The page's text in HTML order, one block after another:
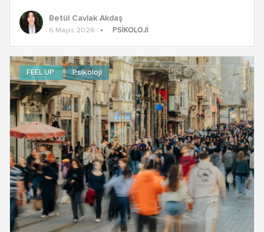
Betül Cavlak Akdaş
6 Mayıs 2026 PSIKOLOJI
FEEL UP Psikoloji